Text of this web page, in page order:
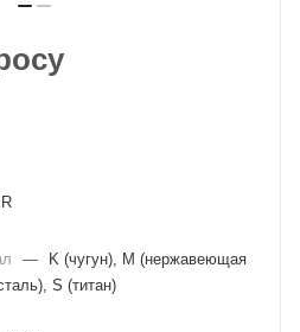
—
K (чугун), M (нержавеющая
S (титан)